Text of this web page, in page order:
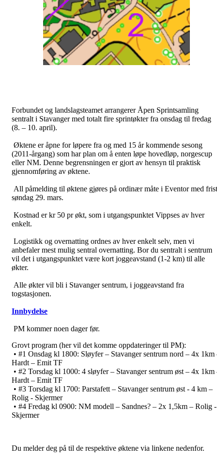
Forbundet og landslagsteamet arrangerer Åpen Sprintsamling
sentralt i Stavanger med totalt fire sprintøkter fra onsdag til fredag
(8. – 10. april).
Øktene er åpne for løpere fra og med 15 år kommende sesong
(2011-årgang) som har plan om å enten løpe hovedløp, norgescup
eller NM. Denne begrensningen er gjort av hensyn til praktisk
gjennomføring av øktene.
All påmelding til øktene gjøres på ordinær måte i Eventor med frist
søndag 29. mars.
Kostnad er kr 50 pr økt, som i utgangspunktet Vippses av hver
enkelt.
Logistikk og overnatting ordnes av hver enkelt selv, men vi
anbefaler mest mulig sentral overnatting. Bor du sentralt i sentrum
vil det i utgangspunktet være kort joggeavstand (1-2 km) til alle
økter.
Alle økter vil bli i Stavanger sentrum, i joggeavstand fra
togstasjonen.
Innbydelse
PM kommer noen dager før.
Grovt program (her vil det komme oppdateringer til PM):
• #1 Onsdag kl 1800: Sløyfer – Stavanger sentrum nord – 4x 1km
Hardt – Emit TF
• #2 Torsdag kl 1000: 4 sløyfer – Stavanger sentrum øst – 4x 1km
Hardt – Emit TF
• #3 Torsdag kl 1700: Parstafett – Stavanger sentrum øst - 4 km –
Rolig - Skjermer
• #4 Fredag kl 0900: NM modell – Sandnes? – 2x 1,5km – Rolig -
Skjermer
Du melder deg på til de respektive øktene via linkene nedenfor.